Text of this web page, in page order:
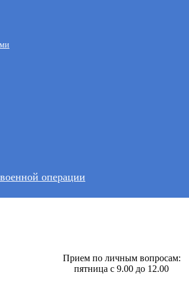
операции
кадастра и картографии по Свердловской области
Прием по личным вопросам:
пятница с 9.00 до 12.00